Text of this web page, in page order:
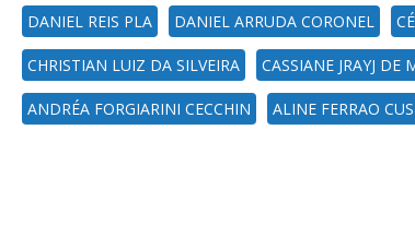
DANIEL REIS PLA DANIEL ARRUDA CORONEL
CHRISTIAN LUIZ DA SILVEIRA CASSIANE JRAYJ DE
ANDRÉA FORGIARINI CECCHIN ALINE FERRAO